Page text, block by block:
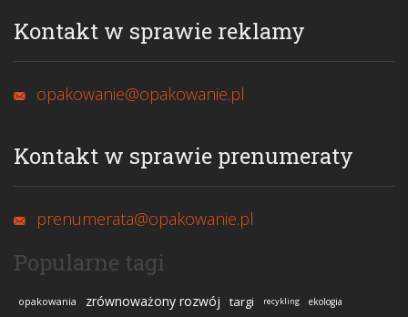
Kontakt w sprawie reklamy
opakowanie@opakowanie.pl
Kontakt w sprawie prenumeraty
prenumerata@opakowanie.pl
Popularne tagi
opakowania zrównoważony rozwój targi recykling ekologia